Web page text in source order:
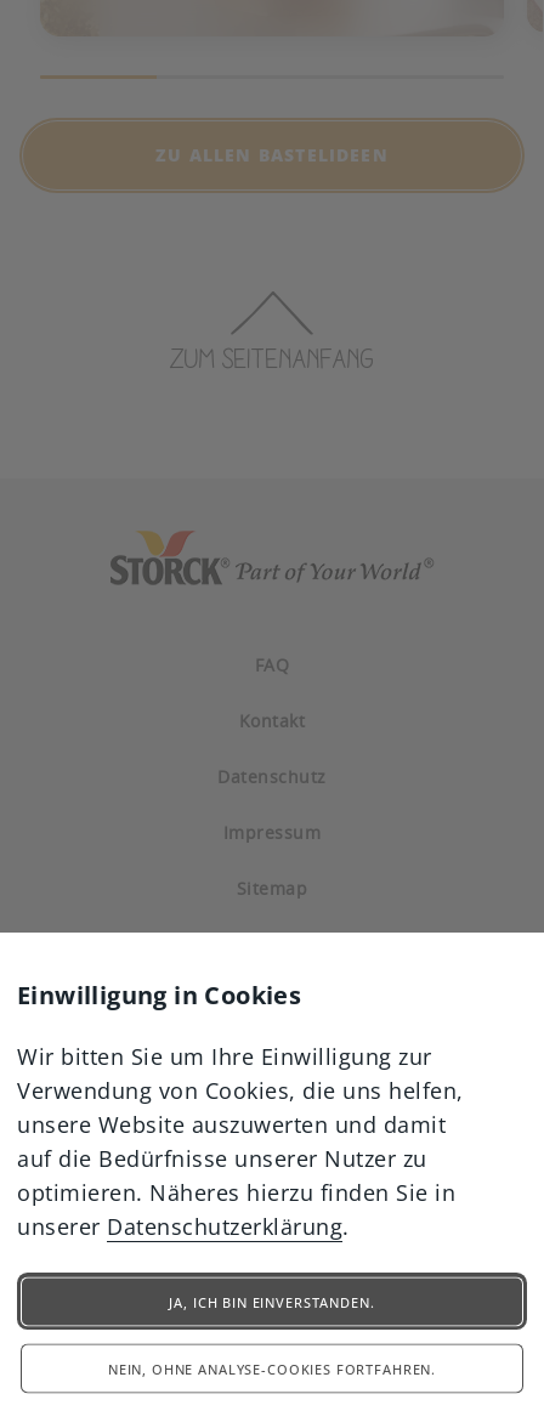
ZU ALLEN BASTELIDEEN
ZUM SEITENANFANG
FAQ
Kontakt
Datenschutz
Impressum
Sitemap
Einwilligung in Cookies
Wir bitten Sie um Ihre Einwilligung zur
Verwendung von Cookies, die uns helfen,
unsere Website auszuwerten und damit
auf die Bedürfnisse unserer Nutzer zu
optimieren. Näheres hierzu finden Sie in
unserer Datenschutzerklärung.
JA, ICH BIN EINVERSTANDEN.
NEIN, OHNE ANALYSE-COOKIES FORTFAHREN.